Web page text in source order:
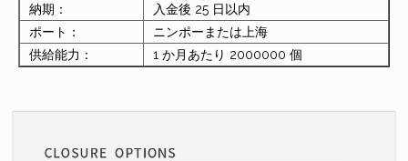
納期：
入金後 25 日以内
ポート：
ニンポーまたは上海
供給能力：
1 か月あたり 2000000 個